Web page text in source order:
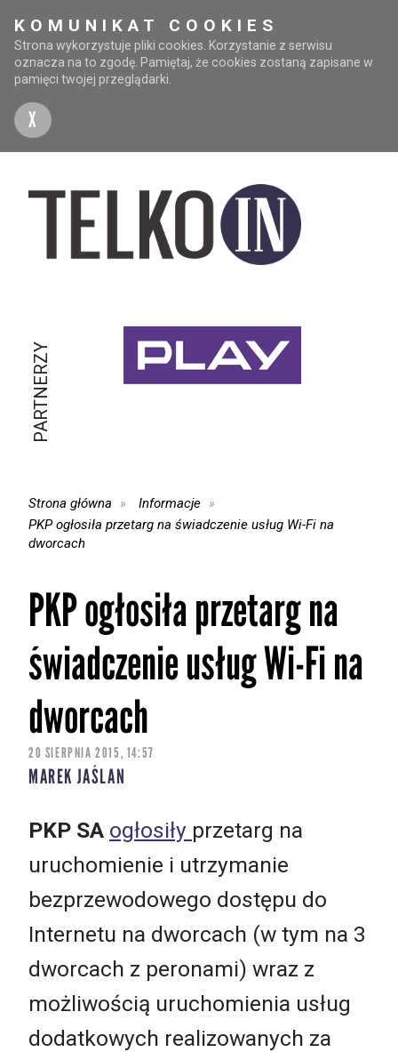
KOMUNIKAT COOKIES
Strona wykorzystuje pliki cookies. Korzystanie z serwisu
oznacza na to zgodę. Pamiętaj, że cookies zostaną zapisane w
pamięci twojej przeglądarki.
X
PARTNERZY
Strona główna
Informacje
PKP ogłosiła przetarg na świadczenie usług Wi-Fi na
dworcach
PKP ogłosiła przetarg na
świadczenie usług Wi-Fi na
dworcach
20 SIERPNIA 2015, 14:57
MAREK JAŚLAN
PKP SA ogłosiły przetarg na
uruchomienie i utrzymanie
bezprzewodowego dostępu do
Internetu na dworcach (w tym na 3
dworcach z peronami) wraz z
możliwością uruchomienia usług
dodatkowych realizowanych za